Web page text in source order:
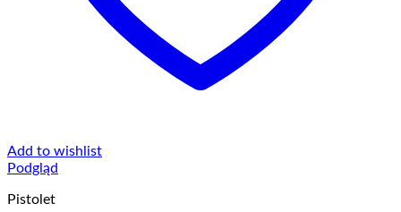
Add to wishlist
Podgląd
Pistolet